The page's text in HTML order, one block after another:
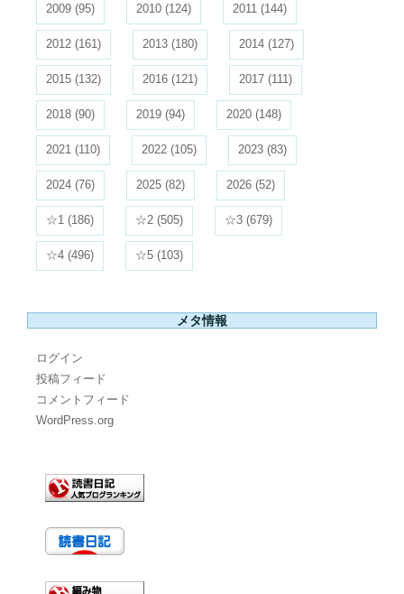
2009 (95) 2010 (124) 2011 (144)
2012 (161) 2013 (180) 2014 (127)
2015 (132) 2016 (121) 2017 (111)
2018 (90) 2019 (94) 2020 (148)
2021 (110) 2022 (105) 2023 (83)
2024 (76) 2025 (82) 2026 (52)
☆1 (186) ☆2 (505) ☆3 (679)
☆4 (496) ☆5 (103)
メタ情報
ログイン
投稿フィード
コメントフィード
WordPress.org